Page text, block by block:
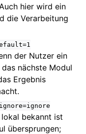
hier wird ein
die Verarbeitung
der Nutzer ein
nächste Modul
Ergebnis
ignore=ignore
bekannt ist
übersprungen;